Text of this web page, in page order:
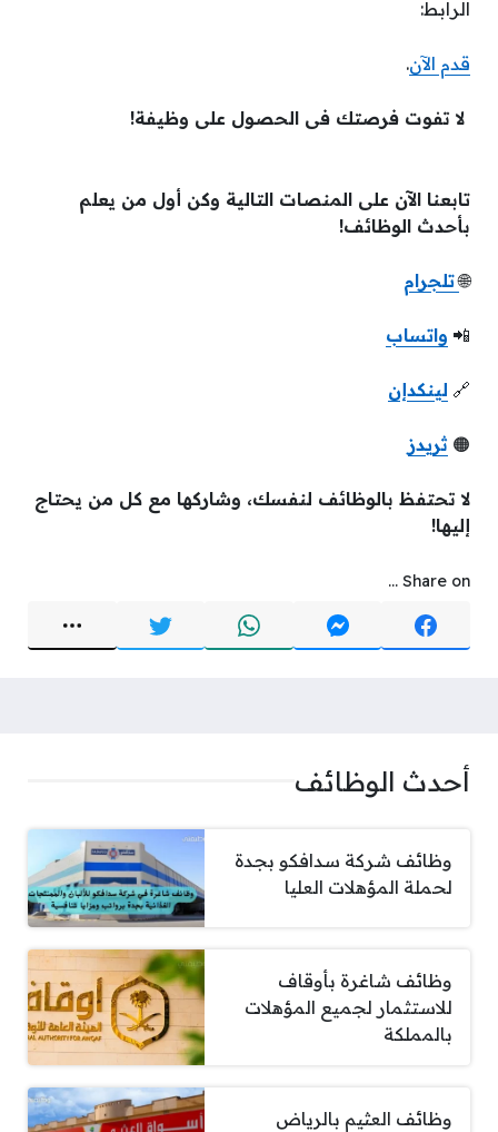
الرابط:
قدم الآن.
لا تفوت فرصتك فى الحصول على وظيفة!
تابعنا الآن على المنصات التالية وكن أول من يعلم
بأحدث الوظائف!
🌐 تلجرام
📲 واتساب
🔗 لينكدإن
🟠 ثريدز
لا تحتفظ بالوظائف لنفسك، وشاركها مع كل من يحتاج
إليها!
Share on ...
أحدث الوظائف
وظائف شركة سدافكو بجدة
لحملة المؤهلات العليا
وظائف شاغرة بأوقاف
للاستثمار لجميع المؤهلات
بالمملكة
وظائف العثيم بالرياض